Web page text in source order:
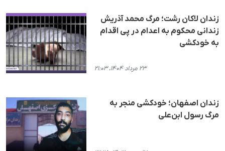
زندان لاکان رشت؛ مرگ م‍حمد آذریش
زندانی م‍حکوم به اعدام در پی اقدام
به خودکشی
۲۳ مرداد ۱۴۰۴، ۲۱:۰۳
زندان اصفهان؛ خودکشی منجر به
مرگ رسول ابن‌علی